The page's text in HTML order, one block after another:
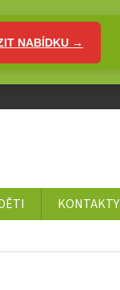
NABÍDKU →
KONTAKTY